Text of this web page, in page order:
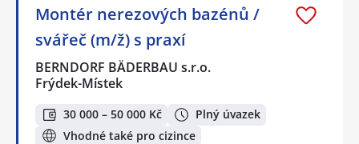
Montér nerezových bazénů /
svářeč (m/ž) s praxí
BERNDORF BÄDERBAU s.r.o.
Frýdek-Místek
30 000 – 50 000 Kč
Plný úvazek
Vhodné také pro cizince